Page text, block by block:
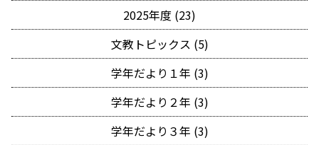
2025年度 (23)
文教トピックス (5)
学年だより１年 (3)
学年だより２年 (3)
学年だより３年 (3)